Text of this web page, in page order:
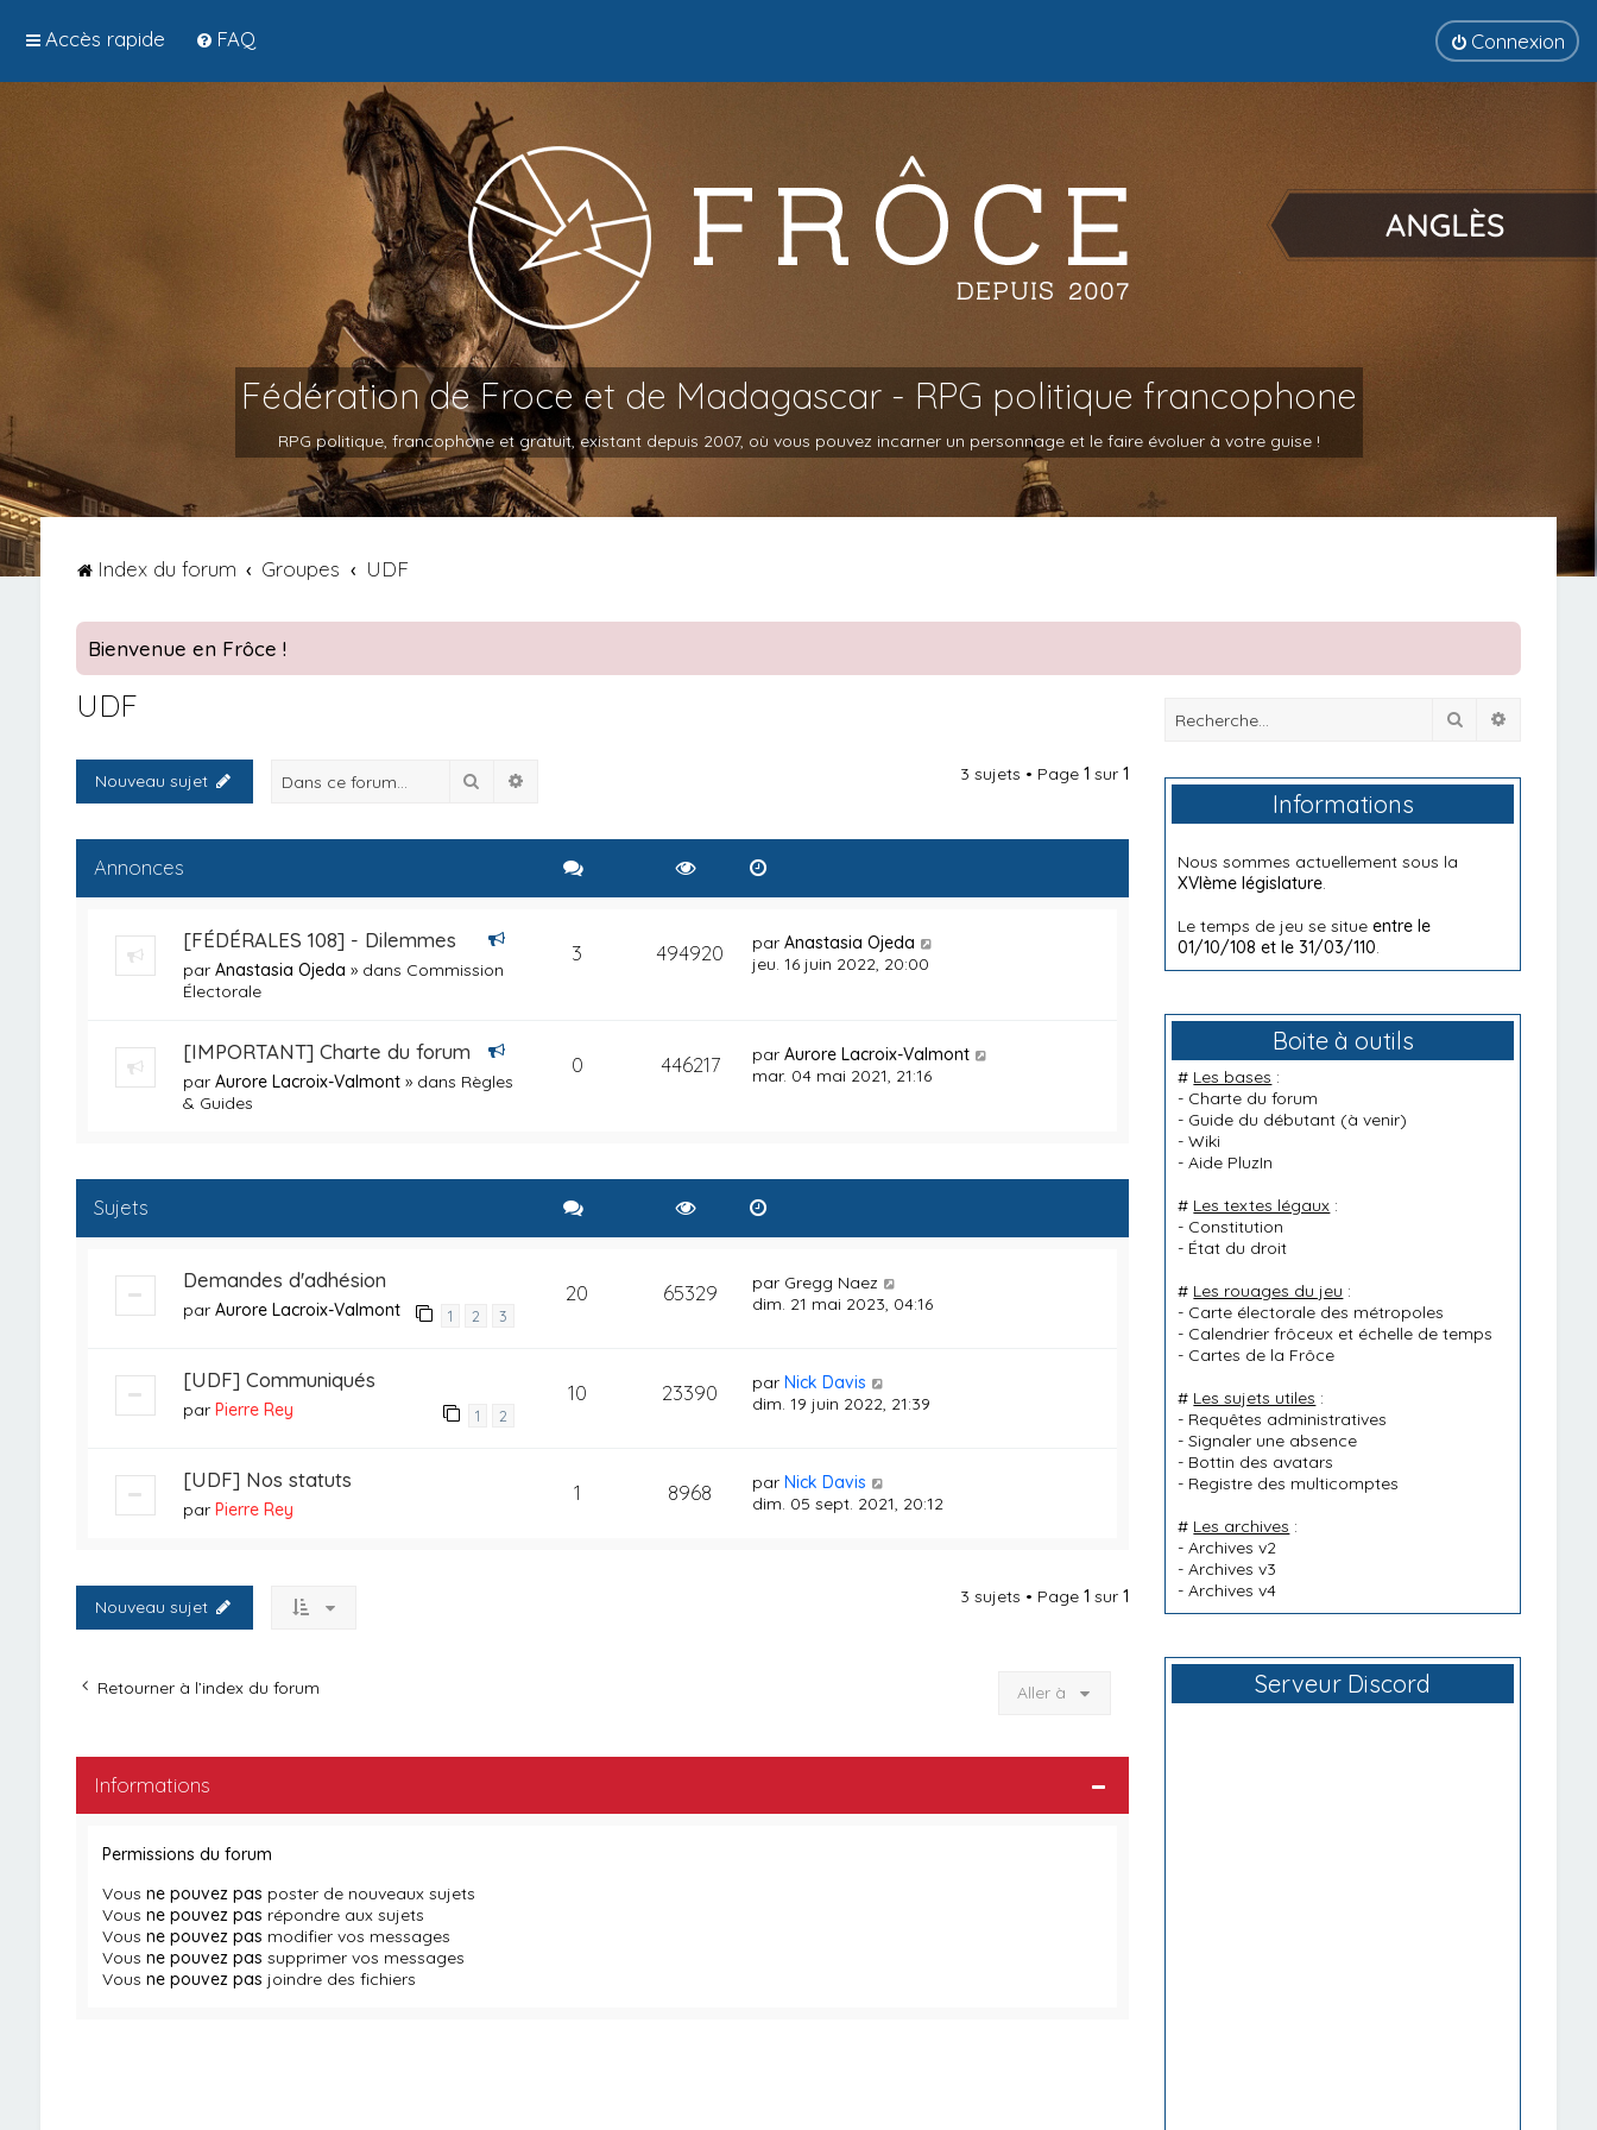
Accès rapide FAQ Connexion
Fédération de Froce et de Madagascar - RPG politique francophone
RPG politique, francophone et gratuit, existant depuis 2007, où vous pouvez incarner un personnage et le faire évoluer à votre guise !
Index du forum Groupes UDF
Bienvenue en Frôce !
UDF
Nouveau sujet Rechercher 3 sujets • Page1 sur1
Annonces
[FÉDÉRALES 108] - Dilemmes
par Anastasia Ojeda » dans Commission
Électorale
3 494920 parAnastasia Ojeda
jeu. 16 juin 2022, 20:00
[IMPORTANT] Charte du forum
par Aurore Lacroix-Valmont » dans Règles
& Guides
0 446217 parAurore Lacroix-Valmont
mar. 04 mai 2021, 21:16
Sujets
Demandes d'adhésion
par Aurore Lacroix-Valmont 1 2 3
20 65329 par Gregg Naez
dim. 21 mai 2023, 04:16
[UDF] Communiqués
par Pierre Rey 1 2
10 23390 parNick Davis
dim. 19 juin 2022, 21:39
[UDF] Nos statuts
par Pierre Rey
1 8968 parNick Davis
dim. 05 sept. 2021, 20:12
Nouveau sujet 3 sujets • Page1 sur1
Retourner à l’index du forum Aller à
Informations
Permissions du forum
Vous ne pouvez pas poster de nouveaux sujets
Vous ne pouvez pas répondre aux sujets
Vous ne pouvez pas modifier vos messages
Vous ne pouvez pas supprimer vos messages
Vous ne pouvez pas joindre des fichiers
Rechercher
Informations
Nous sommes actuellement sous la
XVIème législature.
Le temps de jeu se situeentre le
01/10/108 et le 31/03/110.
Boite à outils
# Les bases :
- Charte du forum
- Guide du débutant (à venir)
-Wiki
-Aide PluzIn
# Les textes légaux :
- Constitution
- État du droit
# Les rouages du jeu :
- Carte électorale des métropoles
- Calendrier frôceux et échelle de temps
- Cartes de la Frôce
# Les sujets utiles :
- Requêtes administratives
-Signaler une absence
- Bottin des avatars
- Registre des multicomptes
# Les archives :
-Archives v2
-Archives v3
-Archives v4
Serveur Discord